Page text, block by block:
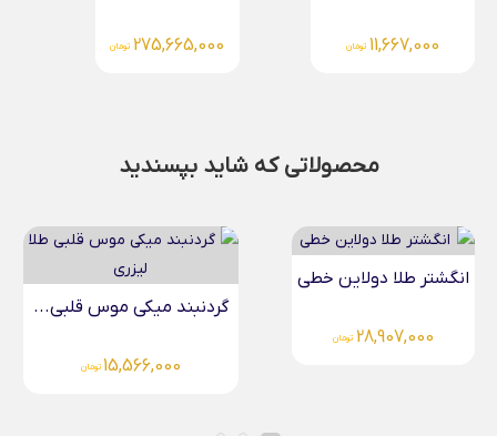
11,667,000 تومان 275,665,000 تومان
محصولاتی که شاید بپسندید
خطی
گردنبند میکی موس قلبی...
دستبند طلا